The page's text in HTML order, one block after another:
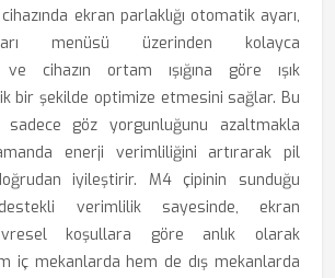
ekran parlaklığı otomatik ayarı,
menüsü üzerinden kolayca
ve cihazın ortam ışığına göre ışık
bir şekilde optimize etmesini sağlar. Bu
sadece göz yorgunluğunu azaltmakla
enerji verimliliğini artırarak pil
iyileştirir. M4 çipinin sunduğu
verimlilik sayesinde, ekran
koşullara göre anlık olarak
iç mekanlarda hem de dış mekanlarda